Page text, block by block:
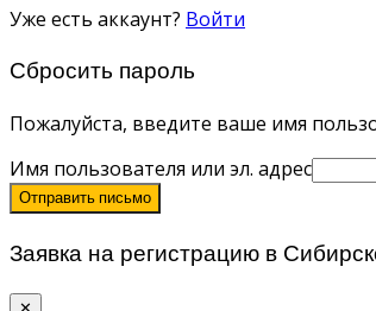
Уже есть аккаунт? Войти
Сбросить пароль
Пожалуйста, введите ваше имя
Имя пользователя или эл. адрес
Отправить письмо
Заявка на регистрацию в